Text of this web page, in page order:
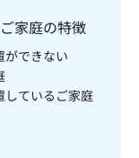
家庭の特徴
ができない
しているご家庭